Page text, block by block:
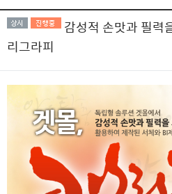
감성적 손맛과 필력
리그라피